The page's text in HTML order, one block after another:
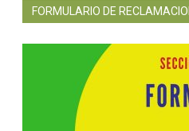
FORMULARIO DE